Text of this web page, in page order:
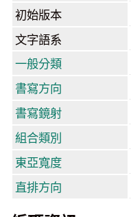
初始版本
文字語系
一般分類
書寫方向
書寫鏡射
組合類別
東亞寬度
直排方向